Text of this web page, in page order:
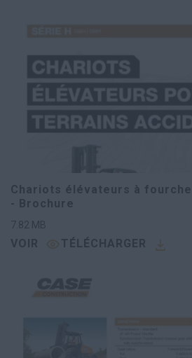
Chariots élévateurs à
- Brochure
7.82 MB
VOIR TÉLÉCHARGER